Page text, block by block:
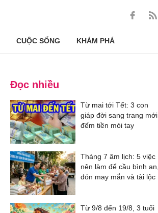
CUỘC SỐNG KHÁM PHÁ
Đọc nhiều
Từ mai tới Tết: 3 con
giáp đời sang trang mới,
đếm tiền mỏi tay
Tháng 7 âm lịch: 5 việc
nên làm để cầu bình an,
đón may mắn và tài lộc
Từ 9/8 đến 19/8, 3 tuổi